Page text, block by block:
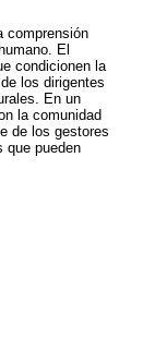
comprensión
El
condicionen la
los dirigentes
En un
la comunidad
de los gestores
que pueden